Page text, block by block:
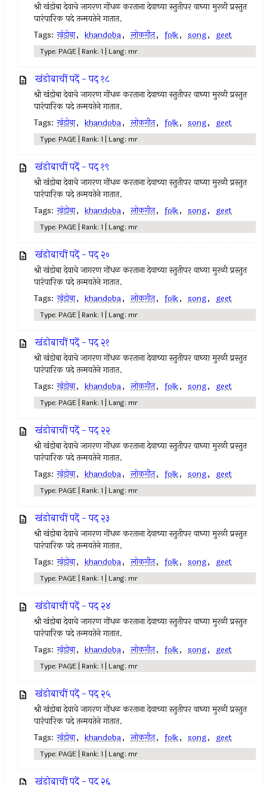
श्री खंडोबा देवाचे जागरण गोंधळ करताना देवाच्या स्तुतीपर वाघ्या मुरळी प्रस्तुत
पारंपारिक पदे तन्मयतेने गातात.
Tags: खंडोबा, khandoba, लोकगीत, folk, song, geet
Type: PAGE | Rank: 1 | Lang: mr
खंडोबाचीं पदें - पद १८
श्री खंडोबा देवाचे जागरण गोंधळ करताना देवाच्या स्तुतीपर वाघ्या मुरळी प्रस्तुत
पारंपारिक पदे तन्मयतेने गातात.
Tags: खंडोबा, khandoba, लोकगीत, folk, song, geet
Type: PAGE | Rank: 1 | Lang: mr
खंडोबाचीं पदें - पद १९
श्री खंडोबा देवाचे जागरण गोंधळ करताना देवाच्या स्तुतीपर वाघ्या मुरळी प्रस्तुत
पारंपारिक पदे तन्मयतेने गातात.
Tags: खंडोबा, khandoba, लोकगीत, folk, song, geet
Type: PAGE | Rank: 1 | Lang: mr
खंडोबाचीं पदें - पद २०
श्री खंडोबा देवाचे जागरण गोंधळ करताना देवाच्या स्तुतीपर वाघ्या मुरळी प्रस्तुत
पारंपारिक पदे तन्मयतेने गातात.
Tags: खंडोबा, khandoba, लोकगीत, folk, song, geet
Type: PAGE | Rank: 1 | Lang: mr
खंडोबाचीं पदें - पद २१
श्री खंडोबा देवाचे जागरण गोंधळ करताना देवाच्या स्तुतीपर वाघ्या मुरळी प्रस्तुत
पारंपारिक पदे तन्मयतेने गातात.
Tags: खंडोबा, khandoba, लोकगीत, folk, song, geet
Type: PAGE | Rank: 1 | Lang: mr
खंडोबाचीं पदें - पद २२
श्री खंडोबा देवाचे जागरण गोंधळ करताना देवाच्या स्तुतीपर वाघ्या मुरळी प्रस्तुत
पारंपारिक पदे तन्मयतेने गातात.
Tags: खंडोबा, khandoba, लोकगीत, folk, song, geet
Type: PAGE | Rank: 1 | Lang: mr
खंडोबाचीं पदें - पद २३
श्री खंडोबा देवाचे जागरण गोंधळ करताना देवाच्या स्तुतीपर वाघ्या मुरळी प्रस्तुत
पारंपारिक पदे तन्मयतेने गातात.
Tags: खंडोबा, khandoba, लोकगीत, folk, song, geet
Type: PAGE | Rank: 1 | Lang: mr
खंडोबाचीं पदें - पद २४
श्री खंडोबा देवाचे जागरण गोंधळ करताना देवाच्या स्तुतीपर वाघ्या मुरळी प्रस्तुत
पारंपारिक पदे तन्मयतेने गातात.
Tags: खंडोबा, khandoba, लोकगीत, folk, song, geet
Type: PAGE | Rank: 1 | Lang: mr
खंडोबाचीं पदें - पद २५
श्री खंडोबा देवाचे जागरण गोंधळ करताना देवाच्या स्तुतीपर वाघ्या मुरळी प्रस्तुत
पारंपारिक पदे तन्मयतेने गातात.
Tags: खंडोबा, khandoba, लोकगीत, folk, song, geet
Type: PAGE | Rank: 1 | Lang: mr
खंडोबाचीं पदें - पद २६